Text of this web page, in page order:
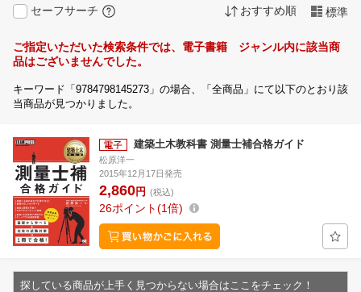
セーフサーチ おすすめ順 標準
ご指定いただいた検索条件では、電子書籍 ジャンル内に該当商
品はございませんでした。
キーワード「9784798145273」の場合、「全商品」にて以下のとおり該
当商品が見つかりました。
建築土木教科書 測量士補合格ガイド
松原洋一
2015年12月17日発売
2,860円 (税込)
26ポイント 1倍
探している商品が上手く見つからない場合はここをチェック！